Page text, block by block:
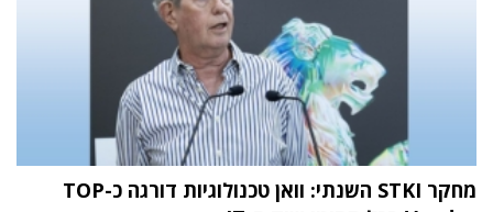
מחקר STKI השנתי: וואן טכנולוגיות דורגה כ-TOP